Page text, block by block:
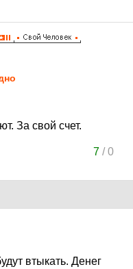
За свой счет.
7/0
втыкать. Денег